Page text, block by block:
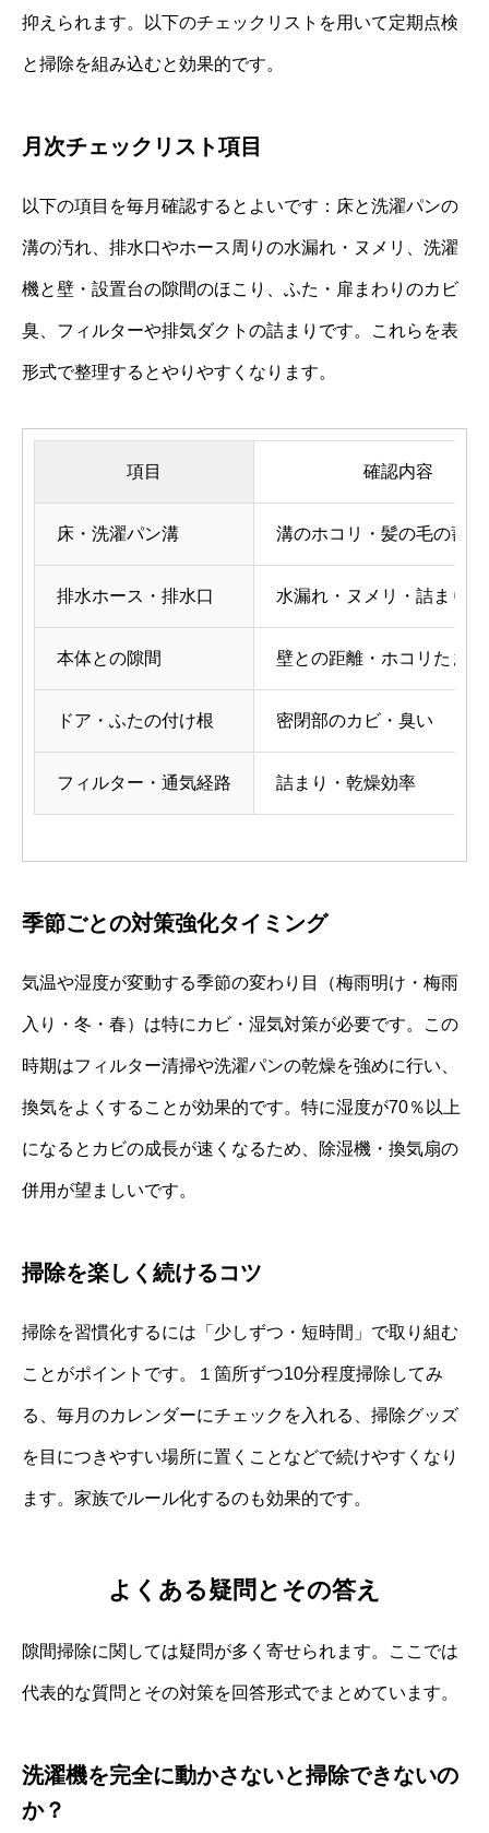
抑えられます。以下のチェックリストを用いて定期点検
と掃除を組み込むと効果的です。
月次チェックリスト項目
以下の項目を毎月確認するとよいです：床と洗濯パンの
溝の汚れ、排水口やホース周りの水漏れ・ヌメリ、洗濯
機と壁・設置台の隙間のほこり、ふた・扉まわりのカビ
臭、フィルターや排気ダクトの詰まりです。これらを表
形式で整理するとやりやすくなります。
項目 確認内容
床・洗濯パン溝 溝のホコリ・髪の毛の蓄積
排水ホース・排水口 水漏れ・ヌメリ・詰まり
本体との隙間 壁との距離・ホコリたま
ドア・ふたの付け根 密閉部のカビ・臭い
フィルター・通気経路 詰まり・乾燥効率
季節ごとの対策強化タイミング
気温や湿度が変動する季節の変わり目（梅雨明け・梅雨
入り・冬・春）は特にカビ・湿気対策が必要です。この
時期はフィルター清掃や洗濯パンの乾燥を強めに行い、
換気をよくすることが効果的です。特に湿度が70％以上
になるとカビの成長が速くなるため、除湿機・換気扇の
併用が望ましいです。
掃除を楽しく続けるコツ
掃除を習慣化するには「少しずつ・短時間」で取り組む
ことがポイントです。１箇所ずつ10分程度掃除してみ
る、毎月のカレンダーにチェックを入れる、掃除グッズ
を目につきやすい場所に置くことなどで続けやすくなり
ます。家族でルール化するのも効果的です。
よくある疑問とその答え
隙間掃除に関しては疑問が多く寄せられます。ここでは
代表的な質問とその対策を回答形式でまとめています。
洗濯機を完全に動かさないと掃除できないの
か？